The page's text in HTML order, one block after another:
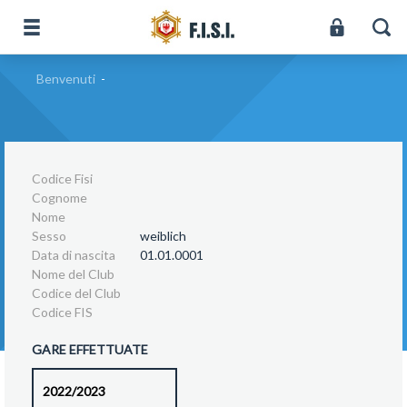
Benvenuti -
Codice Fisi
Cognome
Nome
Sesso
weiblich
Data di nascita
01.01.0001
Nome del Club
Codice del Club
Codice FIS
GARE EFFETTUATE